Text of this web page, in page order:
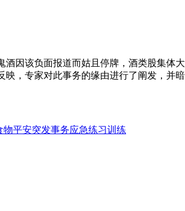
该负面报道而姑且停牌，酒类股集体
，专家对此事务的缘由进行了阐发，并
物平安突发事务应急练习训练